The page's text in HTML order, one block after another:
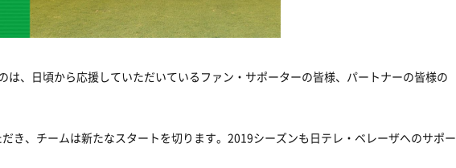
は、日頃から応援していただいているファン・サポーターの皆様、パートナーの皆様の
き、チームは新たなスタートを切ります。2019シーズンも日テレ・ベレーザへのサポー